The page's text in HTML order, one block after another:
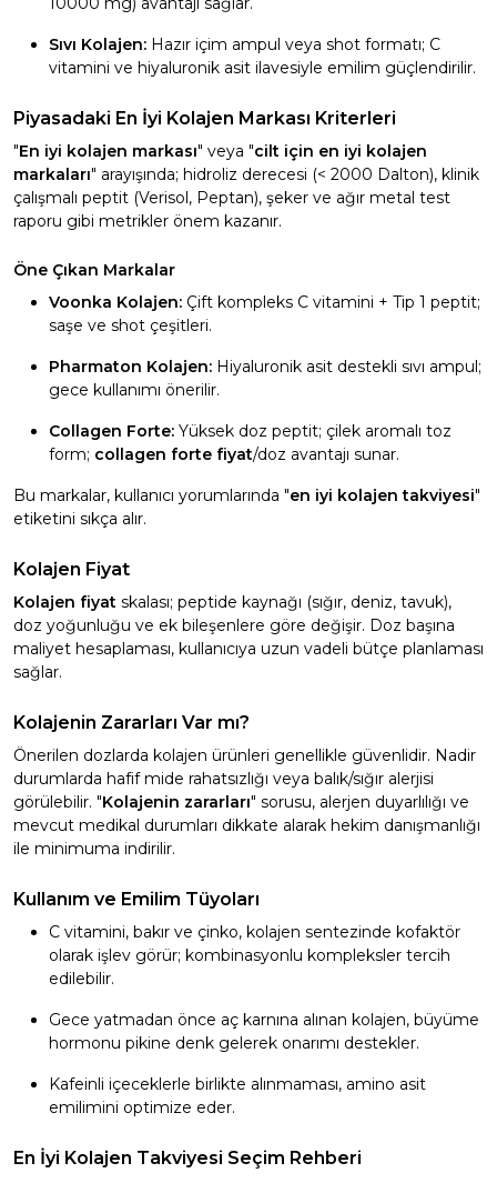
Sıvı Kolajen: Hazır içim ampul veya shot formatı; C
vitamini ve hiyaluronik asit ilavesiyle emilim güçlendirilir.
Piyasadaki En İyi Kolajen Markası Kriterleri
"En iyi kolajen markası" veya "cilt için en iyi kolajen
markaları" arayışında; hidroliz derecesi (< 2000 Dalton), klinik
çalışmalı peptit (Verisol, Peptan), şeker ve ağır metal test
raporu gibi metrikler önem kazanır.
Öne Çıkan Markalar
Voonka Kolajen: Çift kompleks C vitamini + Tip 1 peptit;
saşe ve shot çeşitleri.
Pharmaton Kolajen: Hiyaluronik asit destekli sıvı ampul;
gece kullanımı önerilir.
Collagen Forte: Yüksek doz peptit; çilek aromalı toz
form; collagen forte fiyat/doz avantajı sunar.
Bu markalar, kullanıcı yorumlarında "en iyi kolajen takviyesi"
etiketini sıkça alır.
Kolajen Fiyat
Kolajen fiyat skalası; peptide kaynağı (sığır, deniz, tavuk),
doz yoğunluğu ve ek bileşenlere göre değişir. Doz başına
maliyet hesaplaması, kullanıcıya uzun vadeli bütçe planlaması
sağlar.
Kolajenin Zararları Var mı?
Önerilen dozlarda kolajen ürünleri genellikle güvenlidir. Nadir
durumlarda hafif mide rahatsızlığı veya balık/sığır alerjisi
görülebilir. "Kolajenin zararları" sorusu, alerjen duyarlılığı ve
mevcut medikal durumları dikkate alarak hekim danışmanlığı
ile minimuma indirilir.
Kullanım ve Emilim Tüyoları
C vitamini, bakır ve çinko, kolajen sentezinde kofaktör
olarak işlev görür; kombinasyonlu kompleksler tercih
edilebilir.
Gece yatmadan önce aç karnına alınan kolajen, büyüme
hormonu pikine denk gelerek onarımı destekler.
Kafeinli içeceklerle birlikte alınmaması, amino asit
emilimini optimize eder.
En İyi Kolajen Takviyesi Seçim Rehberi